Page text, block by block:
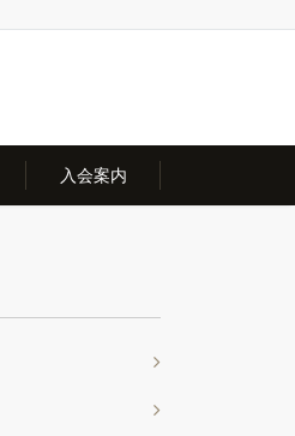
入会案内